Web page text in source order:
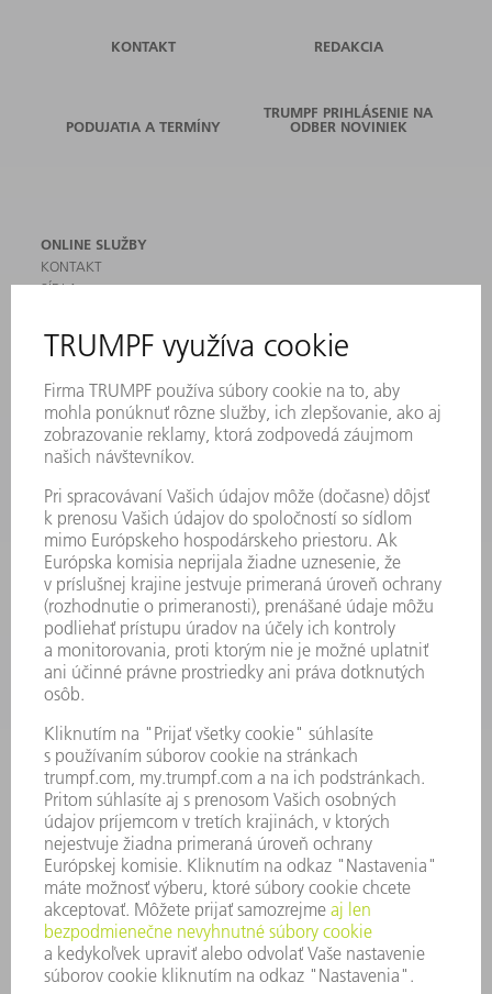
KONTAKT REDAKCIA
PODUJATIA A TERMÍNY
TRUMPF PRIHLÁSENIE NA
ODBER NOVINIEK
ONLINE SLUŽBY
KONTAKT
SÍDLA
PRIHLÁSENIE NA ODBER NOVINIEK
KARTA BEZPEČNOSTNÝCH ÚDAJOV
STROJE & SYSTÉMY
LASER
VÝKONOVÁ ELEKTRONIKA
ELEKTRICKÉ RUČNÉ NÁRADIE
SMART FACTORY
SOFTVÉR
SLUŽBY
APLIKÁCIE
ODVETVIA
PODNIK
KARIÉRA
PONUKY PRACOVNÝCH MIEST
PROFIL FIRMY
PREDSTAVENSTVO
SPRÁVA O HOSPODÁRENÍ
FIREMNÉ PRINCÍPY
ZHODA
SYSTÉM OZNAMOVANIA
SECURITY
TLAČOVÉ SPRÁVY
ČASOPISY
STABILITA
ŽIVOTNÉ PROSTREDIE & KLÍMA
SOCIÁLNE VECI & SPOLOČNOSŤ
VEDENIE PODNIKU